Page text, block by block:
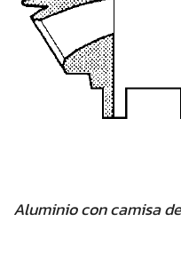
Aluminio con camisa